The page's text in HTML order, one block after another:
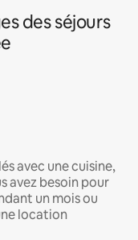
des séjours
avec une cuisine,
avez besoin pour
un mois ou
location